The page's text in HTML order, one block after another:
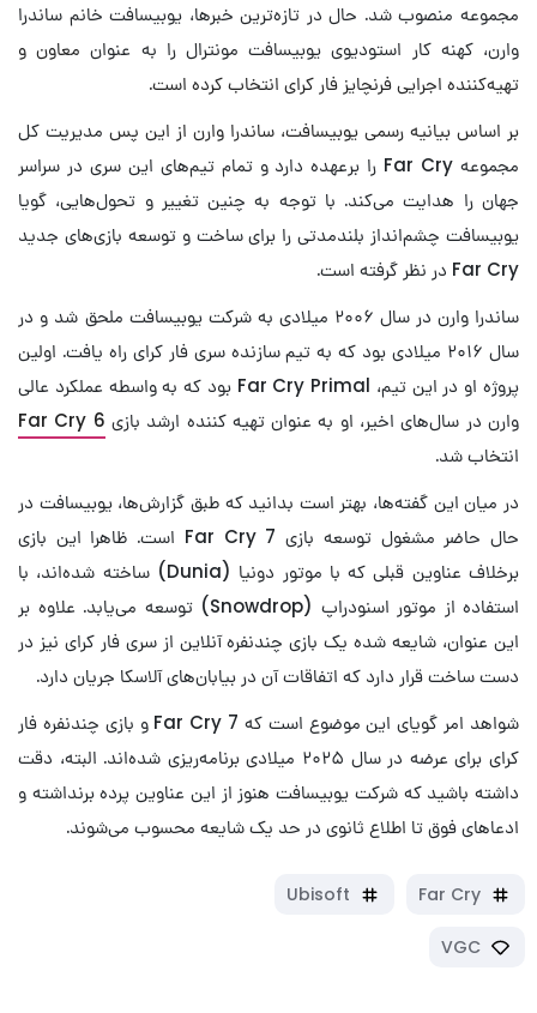
مجموعه منصوب شد. حال در تازه‌ترین خبرها، یوبیسافت خانم ساندرا
وارن، کهنه کار استودیوی یوبیسافت مونترال را به عنوانمعاون و
تهیه‌کننده اجرایی فرنچایز فار کرای انتخاب کرده است.
بر اساس بیانیه رسمی یوبیسافت، ساندرا وارن از این پس مدیریت کل
مجموعه Far Cry را برعهده دارد و تمام تیم‌های این سری در سراسر
جهان را هدایت می‌کند. با توجه به چنین تغییر و تحول‌هایی، گویا
یوبیسافت چشم‌انداز بلندمدتی را برای ساخت و توسعه بازی‌های جدید
Far Cry در نظر گرفته است.
ساندرا وارن در سال ۲۰۰۶ میلادی به شرکت یوبیسافت ملحق شد و در
سال ۲۰۱۶ میلادی بود که به تیم سازنده سری فار کرای راه یافت. اولین
پروژه او در این تیم، Far Cry Primal بود که به واسطه عملکرد عالی
وارن در سال‌های اخیر، او به عنوان تهیه‌ کننده ارشد بازی Far Cry 6
انتخاب شد.
در میان این گفته‌ها، بهتر است بدانید که طبق گزارش‌ها، یوبیسافت در
حال حاضر مشغول توسعه بازی Far Cry 7 است. ظاهرا این بازی
برخلاف عناوین قبلی که با موتور دونیا (Dunia) ساخته شده‌اند، با
استفاده از موتور اسنودراپ (Snowdrop) توسعه می‎‌یابد. علاوه بر
این عنوان، شایعه شده یک بازی چندنفره آنلاین از سری فار کرای نیز در
دست ساخت قرار دارد که اتفاقات آن در بیابان‌های آلاسکا جریان دارد.
شواهد امر گویای این موضوع است که Far Cry 7 و بازی چندنفره فار
کرای برای عرضه در سال ۲۰۲۵ میلادی برنامه‌ریزی شده‌اند. البته، دقت
داشته باشید که شرکت یوبیسافت هنوز از این عناوین پرده برنداشته و
ادعاهای فوق تا اطلاع ثانوی در حد یک شایعه محسوب می‌شوند.
Far Cry
Ubisoft
VGC